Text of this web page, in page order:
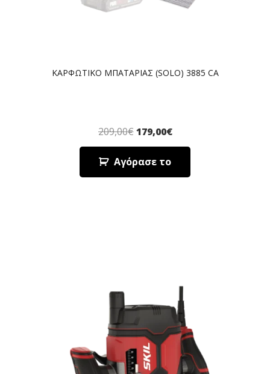
ΚΑΡΦΩΤΙΚΟ ΜΠΑΤΑΡΙΑΣ (SOLO) 3885 CA
209,00€ 179,00€
Αγόρασε το